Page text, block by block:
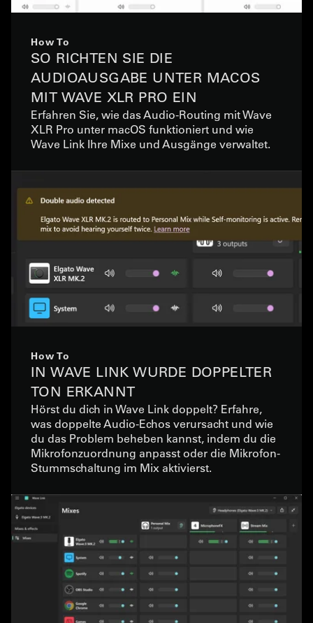
How To
SO RICHTEN SIE DIE
AUDIOAUSGABE UNTER MACOS
MIT WAVE XLR PRO EIN
Erfahren Sie, wie das Audio-Routing mit Wave
XLR Pro unter macOS funktioniert und wie
Wave Link Ihre Mixe und Ausgänge verwaltet.
How To
IN WAVE LINK WURDE DOPPELTER
TON ERKANNT
Hörst du dich in Wave Link doppelt? Erfahre,
was doppelte Audio-Echos verursacht und wie
du das Problem beheben kannst, indem du die
Mikrofonzuordnung anpasst oder die Mikrofon-
Stummschaltung im Mix aktivierst.